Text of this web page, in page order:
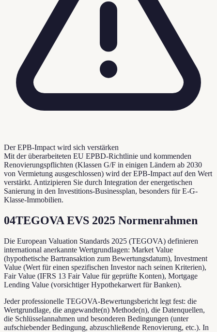
Der EPB-Impact wird sich verstärken
Mit der überarbeiteten EU EPBD-Richtlinie und kommenden
Renovierungspflichten (Klassen G/F in einigen Ländern ab 2030
von Vermietung ausgeschlossen) wird der EPB-Impact auf den Wert
verstärkt. Antizipieren Sie durch Integration der energetischen
Sanierung in den Investitions-Businessplan, besonders für E-G-
Klasse-Immobilien.
04TEGOVA EVS 2025 Normenrahmen
Die European Valuation Standards 2025 (TEGOVA) definieren
international anerkannte Wertgrundlagen: Market Value
(hypothetische Bartransaktion zum Bewertungsdatum), Investment
Value (Wert für einen spezifischen Investor nach seinen Kriterien),
Fair Value (IFRS 13 Fair Value für geprüfte Konten), Mortgage
Lending Value (vorsichtiger Hypothekarwert für Banken).
Jeder professionelle TEGOVA-Bewertungsbericht legt fest: die
Wertgrundlage, die angewandte(n) Methode(n), die Datenquellen,
die Schlüsselannahmen und besonderen Bedingungen (unter
aufschiebender Bedingung, abzuschließende Renovierung, etc.). In